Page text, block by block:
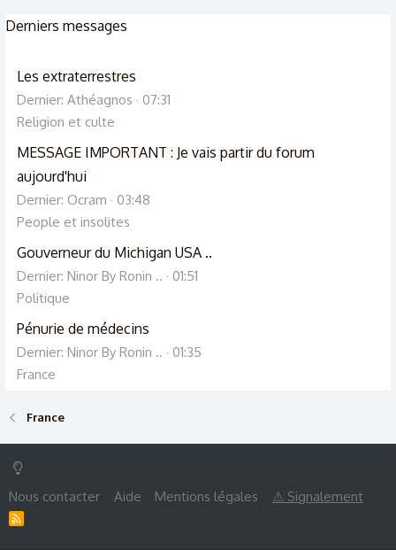
Derniers messages
Les extraterrestres
Dernier: Athéagnos
07:31
Religion et culte
MESSAGE IMPORTANT : Je vais partir du forum
aujourd'hui
Dernier: Ocram
03:48
People et insolites
Gouverneur du Michigan USA ..
Dernier: Ninor By Ronin ..
01:51
Politique
Pénurie de médecins
Dernier: Ninor By Ronin ..
01:35
France
France
Nous contacter Aide Mentions légales ⚠ Signalement